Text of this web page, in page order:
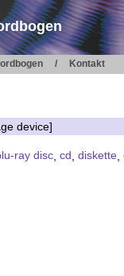
Kontakt
device]
ray disc ,cd ,diskette ,